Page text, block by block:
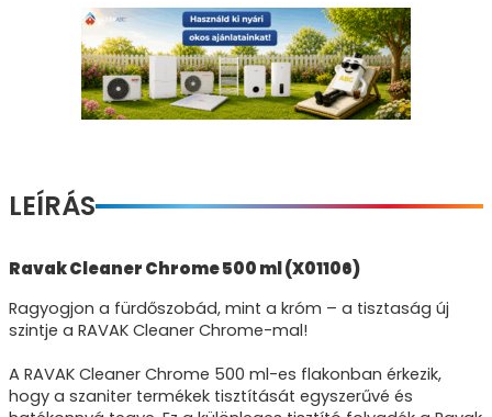
LEÍRÁS
Ravak Cleaner Chrome 500 ml (X01106)
Ragyogjon a fürdőszobád, mint a króm – a tisztaság új
szintje a RAVAK Cleaner Chrome-mal!
A RAVAK Cleaner Chrome 500 ml-es flakonban érkezik,
hogy a szaniter termékek tisztítását egyszerűvé és